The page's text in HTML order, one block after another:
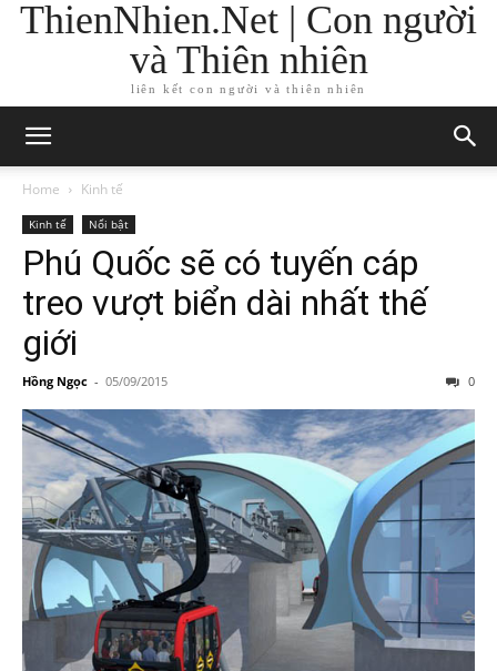
ThienNhien.Net | Con người
và Thiên nhiên
liên kết con người và thiên nhiên
Home Kinh tế
Kinh tế Nổi bật
Phú Quốc sẽ có tuyến cáp
treo vượt biển dài nhất thế
giới
Hồng Ngọc - 05/09/2015 0